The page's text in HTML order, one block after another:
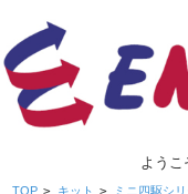
よう
TOP > キット > ミニ四駆シ